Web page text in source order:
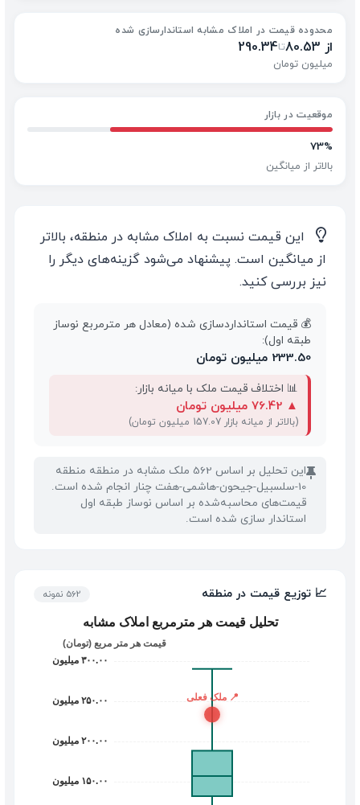
محدوده قیمت در املاک مشابه استاندارسازی شده
از 80.53 تا290.34
میلیون تومان
موقعیت در بازار
73%
بالاتر از میانگین
💡
این قیمت نسبت به املاک مشابه در منطقه، بالاتر
از میانگین است. پیشنهاد می‌شود گزینه‌های دیگر را
نیز بررسی کنید.
💰 قیمت استانداردسازی شده (معادل هر مترمربع نوساز
طبقه اول):
233.50 میلیون تومان
📊 اختلاف قیمت ملک با میانه بازار:
▲76.42 میلیون تومان
(بالاتر از میانه بازار 157.07 میلیون تومان)
📌
این تحلیل بر اساس 562 ملک مشابه در منطقه منطقه
10-سلسبیل-جیحون-هاشمی-هفت چنار انجام شده است.
قیمت‌های محاسبه‌شده بر اساس نوساز طبقه اول
استاندار سازی شده است.
📈 توزیع قیمت در منطقه 562 نمونه